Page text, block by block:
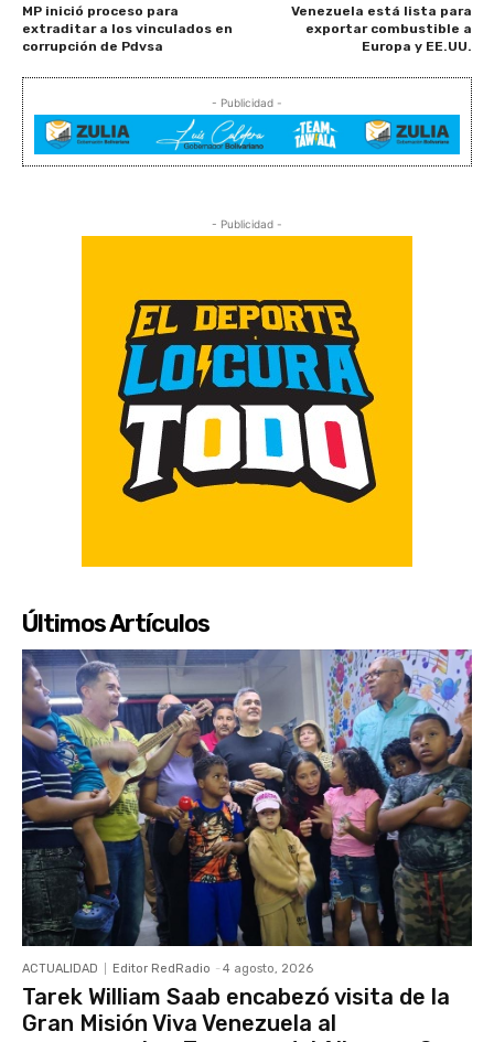
MP inició proceso para
extraditar a los vinculados en
corrupción de Pdvsa
Venezuela está lista para
exportar combustible a
Europa y EE.UU.
- Publicidad -
- Publicidad -
Últimos Artículos
ACTUALIDAD Editor RedRadio - 4 agosto, 2026
Tarek William Saab encabezó visita de la
Gran Misión Viva Venezuela al